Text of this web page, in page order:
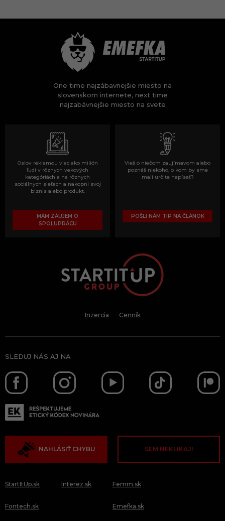
One time najzábavnejšie miesto na
slovenskom internete, next time
najzabávnejšie miesto na svete
Oslov reklamou viac ako milión
ľudí v rôznych vekových
kategóriách a na rôznych
sociálnych sieťach a nakopni svoj
biznis alebo produkt.
MÁM ZÁUJEM O
SPOLUPRÁCU
Vieš o niečom zaujímavom alebo
poznáš niekoho, o kom by sme
mali určite napísať?
POŠLI NÁM TIP NA ČLÁNOK
Inzercia Cenník
SLEDUJ NÁS AJ NA
NAHLÁSIŤ CHYBU SEM NEKLIKAJ!
StartItUp.sk
Fontech.sk
Interez.sk Femm.sk
Emefka.sk